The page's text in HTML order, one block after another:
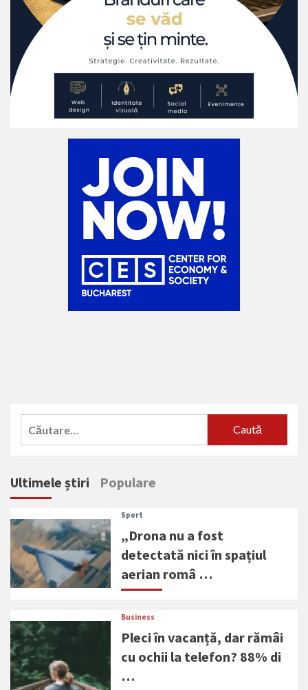
Caută
Ultimele știri Populare
Sport
„Drona nu a fost
detectată nici în spațiul
aerian româ …
Business
Pleci în vacanță, dar rămâi
cu ochii la telefon? 88% di
…